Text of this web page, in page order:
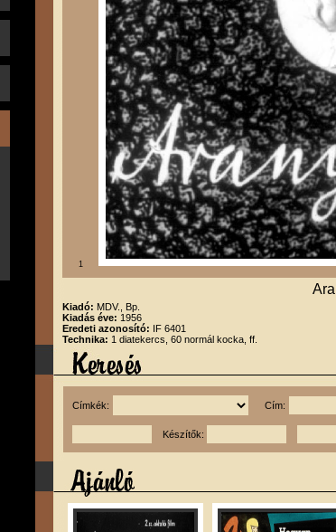
1
Kiadó: MDV., Bp.
Kiadás éve: 1956
Eredeti azonosító: IF 6401
Technika: 1 diatekercs, 60 normál kocka, ff.
Címkék: Cím:
Készítők: